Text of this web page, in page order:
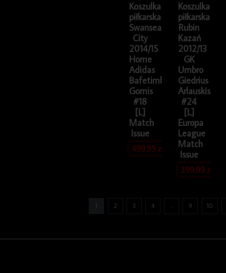
Koszulka
piłkarska
Swansea
City
2014/15
Home
Adidas
Bafetimbi
Gomis
#18
[L]
Match
Issue
499.99zł
Koszulka
piłkarska
Rubin
Kazań
2012/13
GK
Umbro
Giedrius
Arlauskis
#24
[L]
Europa
League
Match
Issue
399.99zł
1 2 3 4 … 9 10